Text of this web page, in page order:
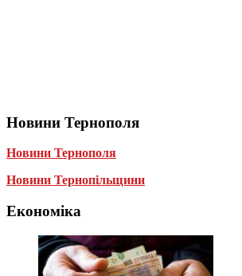
Новини Тернополя
Новини Тернополя
Новини Тернопільщини
Економіка